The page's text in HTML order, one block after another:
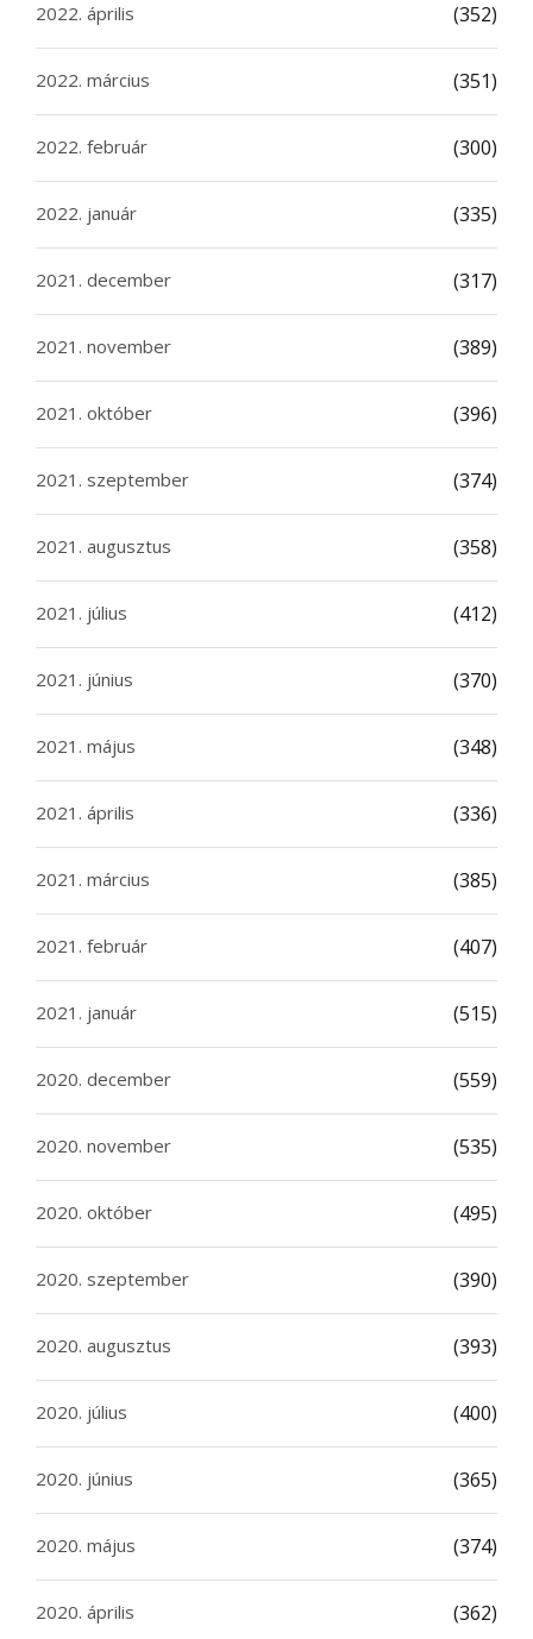
2022. április (352)
2022. március (351)
2022. február (300)
2022. január (335)
2021. december (317)
2021. november (389)
2021. október (396)
2021. szeptember (374)
2021. augusztus (358)
2021. július (412)
2021. június (370)
2021. május (348)
2021. április (336)
2021. március (385)
2021. február (407)
2021. január (515)
2020. december (559)
2020. november (535)
2020. október (495)
2020. szeptember (390)
2020. augusztus (393)
2020. július (400)
2020. június (365)
2020. május (374)
2020. április (362)